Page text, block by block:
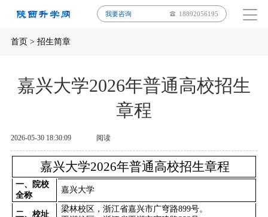
我要咨询 18892056195
首页> 招生简章
嘉兴大学2026年普通高校招生
章程
2026-05-30 18:30:09 阅读
嘉兴大学2026年普通高校招生章程
一、院校
全称
嘉兴大学
二、校址
梁林校区，浙江省嘉兴市广穹路899号。